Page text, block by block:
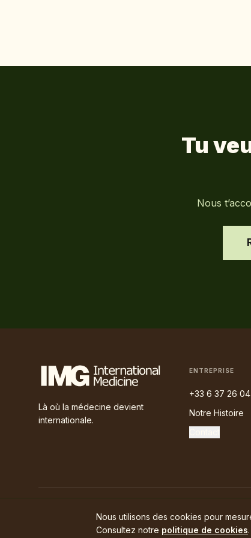
Tu
Nous
Là où la médecine devient
internationale.
ENTREPRISE
+33 6 37 26
Notre Histoire
International Medicine Group · MEDICINA POR
Nous utilisons des cookies pour
Consultez notre politique de cookies.